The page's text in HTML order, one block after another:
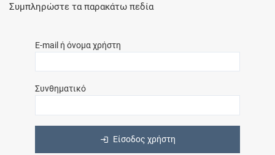
Συμπληρώστε τα παρακάτω πεδία
E-mail ή όνομα χρήστη
Συνθηματικό
Είσοδος χρήστη